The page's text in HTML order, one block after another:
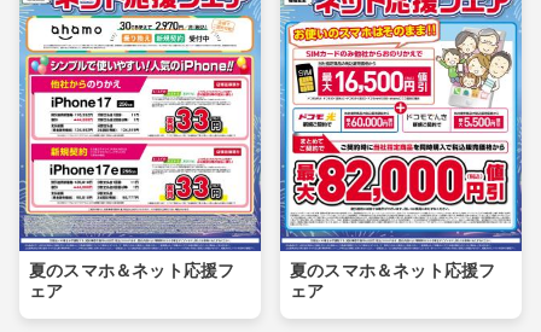
夏のスマホ＆ネット応援フ
ェア
夏のスマホ＆ネット応援フ
ェア